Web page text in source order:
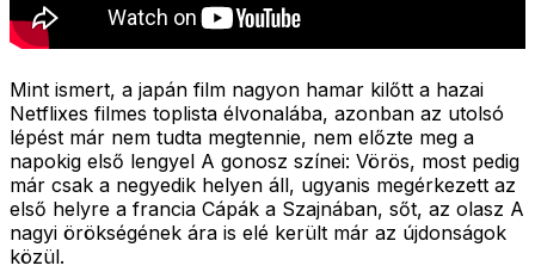
Mint ismert, a japán film nagyon hamar kilőtt a hazai
Netflixes filmes toplista élvonalába, azonban az utolsó
lépést már nem tudta megtennie, nem előzte meg a
napokig első lengyel A gonosz színei: Vörös, most pedig
már csak a negyedik helyen áll, ugyanis megérkezett az
első helyre a francia Cápák a Szajnában, sőt, az olasz A
nagyi örökségének ára is elé került már az újdonságok
közül.